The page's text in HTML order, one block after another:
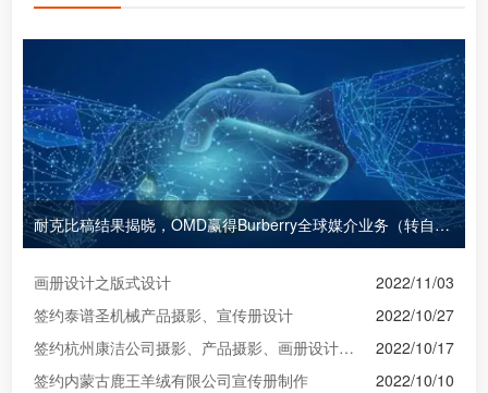
耐克比稿结果揭晓，OMD赢得Burberry全球媒介业务（转自广告狂人日报）
2022/11/03
画册设计之版式设计
2022/10/27
签约泰谱圣机械产品摄影、宣传册设计
2022/10/17
签约杭州康洁公司摄影、产品摄影、画册设计制作
2022/10/10
签约内蒙古鹿王羊绒有限公司宣传册制作